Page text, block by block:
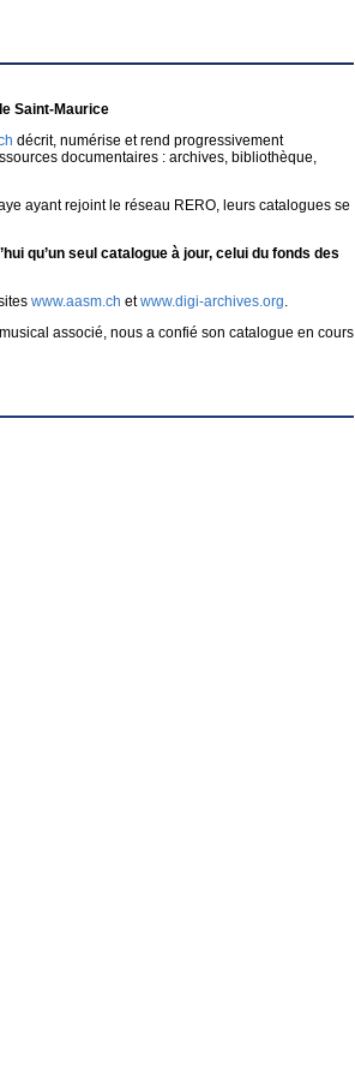
Saint-Maurice
décrit, numérise et rend progressivement
documentaires : archives, bibliothèque,
ayant rejoint le réseau RERO, leurs catalogues se
qu’un seul catalogue à jour, celui du fonds des
www.aasm.ch etwww.digi-archives.org.
associé, nous a confié son catalogue en cours